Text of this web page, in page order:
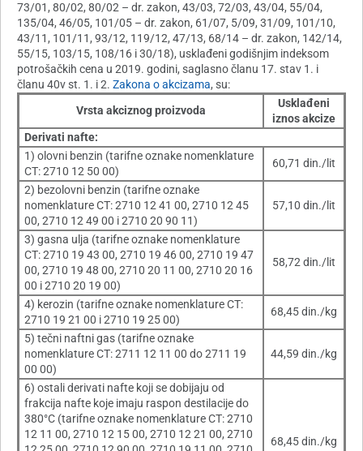
73/01, 80/02, 80/02 – dr. zakon, 43/03, 72/03, 43/04, 55/04,
135/04, 46/05, 101/05 – dr. zakon, 61/07, 5/09, 31/09, 101/10,
43/11, 101/11, 93/12, 119/12, 47/13, 68/14 – dr. zakon, 142/14,
55/15, 103/15, 108/16 i 30/18), usklađeni godišnjim indeksom
potrošačkih cena u 2019. godini, saglasno članu 17. stav 1. i
članu 40v st. 1. i 2. Zakona o akcizama, su:
Vrsta akciznog proizvoda
Usklađeni
iznos akcize
Derivati nafte:
1) olovni benzin (tarifne oznake nomenklature
CT: 2710 12 50 00)
60,71 din./lit
2) bezolovni benzin (tarifne oznake
nomenklature CT: 2710 12 41 00, 2710 12 45
00, 2710 12 49 00 i 2710 20 90 11)
57,10 din./lit
3) gasna ulja (tarifne oznake nomenklature
CT: 2710 19 43 00, 2710 19 46 00, 2710 19 47
00, 2710 19 48 00, 2710 20 11 00, 2710 20 16
00 i 2710 20 19 00)
58,72 din./lit
4) kerozin (tarifne oznake nomenklature CT:
2710 19 21 00 i 2710 19 25 00)
68,45 din./kg
5) tečni naftni gas (tarifne oznake
nomenklature CT: 2711 12 11 00 do 2711 19
00 00)
44,59 din./kg
6) ostali derivati nafte koji se dobijaju od
frakcija nafte koje imaju raspon destilacije do
380°C (tarifne oznake nomenklature CT: 2710
12 11 00, 2710 12 15 00, 2710 12 21 00, 2710
68,45 din./kg